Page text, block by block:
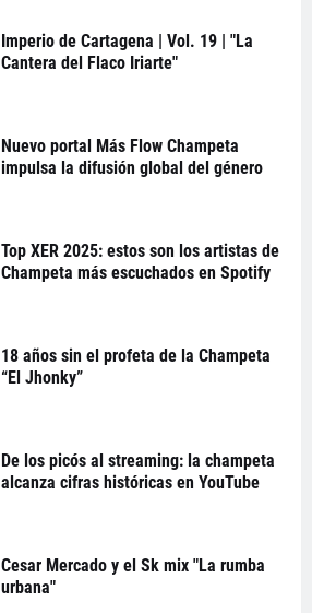
Imperio de Cartagena | Vol. 19 | "La
Cantera del Flaco Iriarte"
Nuevo portal Más Flow Champeta
impulsa la difusión global del género
Top XER 2025: estos son los artistas de
Champeta más escuchados en Spotify
18 años sin el profeta de la Champeta
“El Jhonky”
De los picós al streaming: la champeta
alcanza cifras históricas en YouTube
Cesar Mercado y el Sk mix "La rumba
urbana"